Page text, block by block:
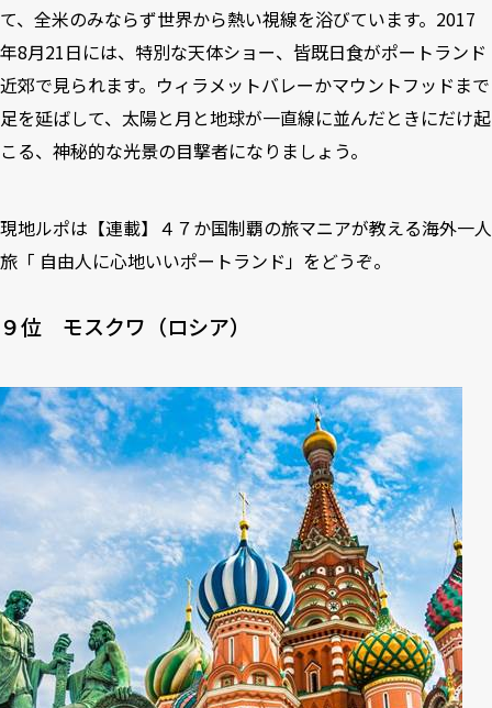
て、全米のみならず世界から熱い視線を浴びています。2017
年8月21日には、特別な天体ショー、皆既日食がポートランド
近郊で見られます。ウィラメットバレーかマウントフッドまで
足を延ばして、太陽と月と地球が一直線に並んだときにだけ起
こる、神秘的な光景の目撃者になりましょう。
現地ルポは 【連載】４７か国制覇の旅マニアが教える海外一人
旅「 自由人に心地いいポートランド」 をどうぞ。
９位 モスクワ（ロシア）